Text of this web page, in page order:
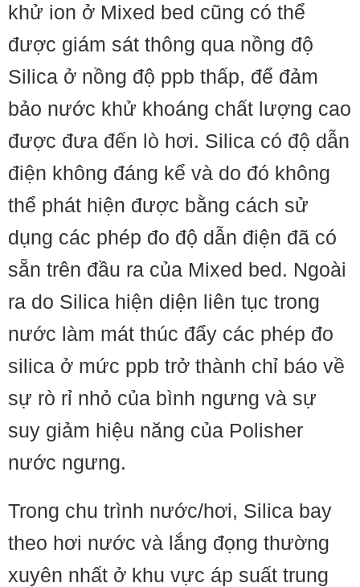
khử ion ở Mixed bed cũng có thể
được giám sát thông qua nồng độ
Silica ở nồng độ ppb thấp, để đảm
bảo nước khử khoáng chất lượng cao
được đưa đến lò hơi. Silica có độ dẫn
điện không đáng kể và do đó không
thể phát hiện được bằng cách sử
dụng các phép đo độ dẫn điện đã có
sẵn trên đầu ra của Mixed bed. Ngoài
ra do Silica hiện diện liên tục trong
nước làm mát thúc đẩy các phép đo
silica ở mức ppb trở thành chỉ báo về
sự rò rỉ nhỏ của bình ngưng và sự
suy giảm hiệu năng của Polisher
nước ngưng.
Trong chu trình nước/hơi, Silica bay
theo hơi nước và lắng đọng thường
xuyên nhất ở khu vực áp suất trung